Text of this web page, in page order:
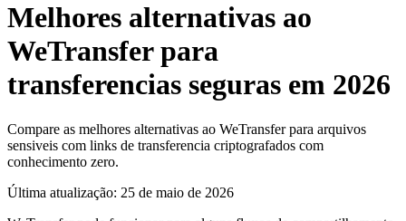
Melhores alternativas ao
WeTransfer para
transferencias seguras em 2026
Compare as melhores alternativas ao WeTransfer para arquivos
sensiveis com links de transferencia criptografados com
conhecimento zero.
Última atualização: 25 de maio de 2026